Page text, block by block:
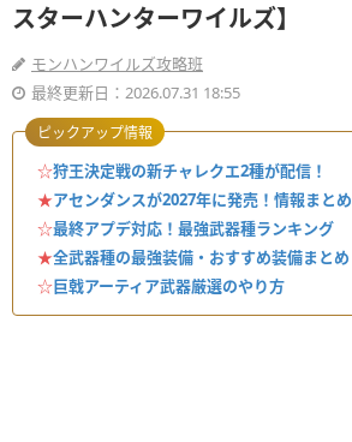
スターハンターワイルズ】
モンハンワイルズ攻略班
最終更新日：2026.07.31 18:55
☆狩王決定戦の新チャレクエ2種が配信！
★アセンダンスが2027年に発売！情報まとめ
☆最終アプデ対応！最強武器種ランキング
★全武器種の最強装備・おすすめ装備まとめ
☆巨戟アーティア武器厳選のやり方
ピックアップ情報